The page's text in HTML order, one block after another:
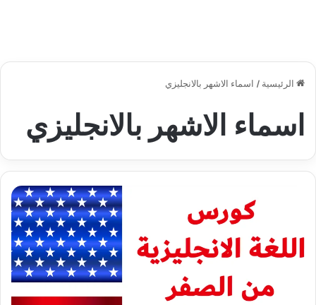
الرئيسية / اسماء الاشهر بالانجليزي
اسماء الاشهر بالانجليزي